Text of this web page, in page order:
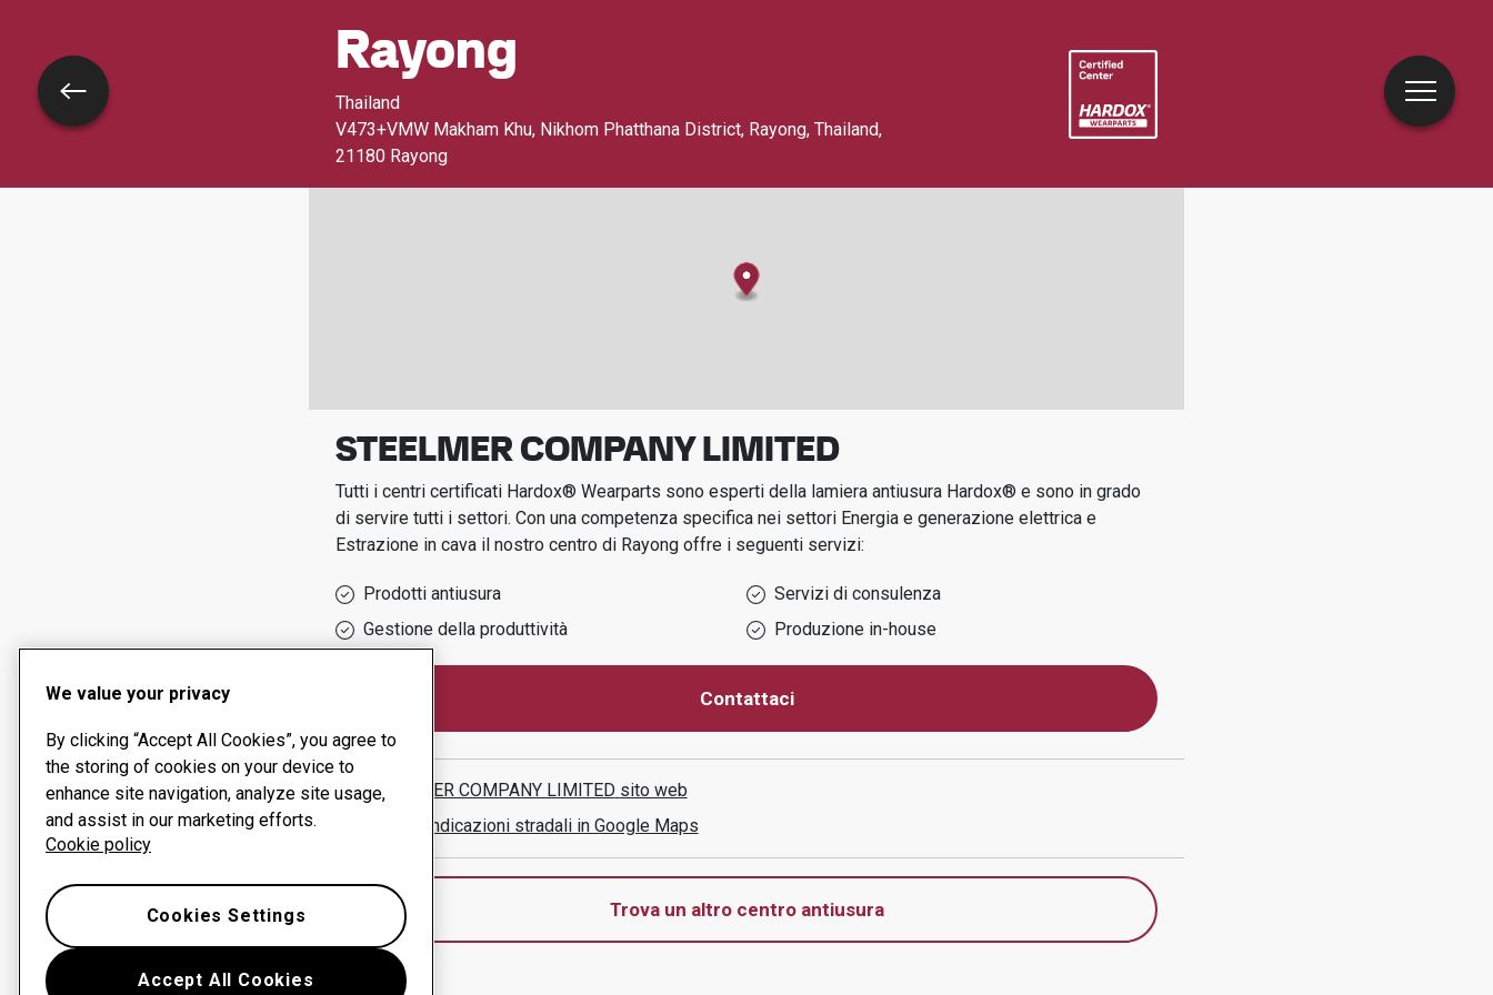
Rayong
Thailand
V473+VMW Makham Khu, Nikhom Phatthana District, Rayong, Thailand,
21180 Rayong
STEELMER COMPANY LIMITED
Tutti i centri certificati Hardox® Wearparts sono esperti della lamiera antiusura Hardox® e sono in grado
di servire tutti i settori. Con una competenza specifica nei settori Energia e generazione elettrica e
Estrazione in cava il nostro centro di Rayongoffre i seguenti servizi:
Prodotti antiusura
Servizi di consulenza
Gestione della produttività
Produzione in-house
Contattaci
STEELMER COMPANY LIMITED sito web
Mostra indicazioni stradali in Google Maps
Trova un altro centro antiusura
Torna indietro
We value your privacy
By clicking “Accept All Cookies”, you agree to
the storing of cookies on your device to
enhance site navigation, analyze site usage,
and assist in our marketing efforts.
Cookie policy
Accept All Cookies
Cookies Settings